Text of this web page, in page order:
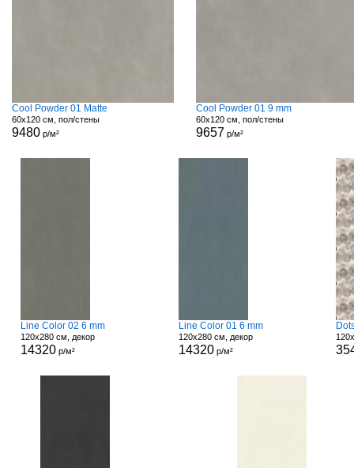
Cool Powder 01 Matte
60x120 см, пол/стены
9480 р/м²
Cool Powder 01 9 mm
60x120 см, пол/стены
9657 р/м²
Line Color 02 6 mm
120x280 см, декор
14320 р/м²
Line Color 01 6 mm
120x280 см, декор
14320р/м²